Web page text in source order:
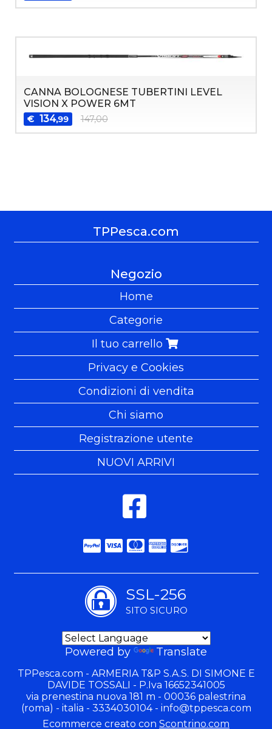
CANNA BOLOGNESE TUBERTINI LEVEL
VISION X POWER 6MT
€ 134,99 147,00
TPPesca.com
Negozio
Home
Categorie
Il tuo carrello
Privacy e Cookies
Condizioni di vendita
Chi siamo
Registrazione utente
NUOVI ARRIVI
SSL-256
SITO SICURO
Powered by Translate
TPPesca.com - ARMERIA T&P S.A.S. DI SIMONE E
DAVIDE TOSSALI - P.Iva 16652341005
via prenestina nuova 181 m - 00036 palestrina
(roma) - italia - 3334030104 - info@tppesca.com
Ecommerce creato con Scontrino.com